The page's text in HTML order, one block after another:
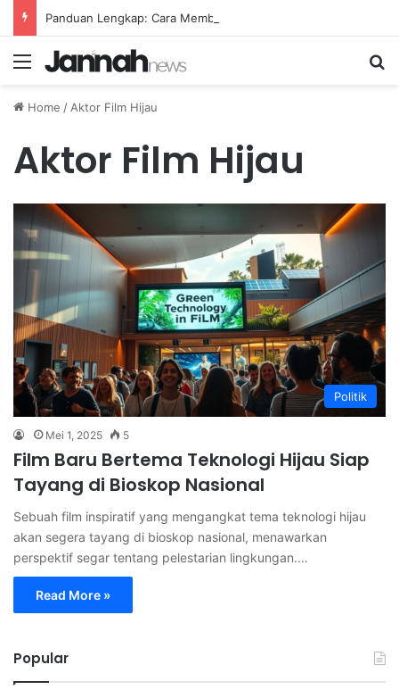
Menu
Home / Aktor Film Hijau
Aktor Film Hijau
Politik
Mei 1, 2025 5
Film Baru Bertema Teknologi Hijau Siap
Tayang di Bioskop Nasional
Sebuah film inspiratif yang mengangkat tema teknologi hijau
akan segera tayang di bioskop nasional, menawarkan
perspektif segar tentang pelestarian lingkungan.…
Read More »
Popular